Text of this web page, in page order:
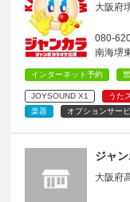
大阪府
080-
南海堺
インターネット予約
JOYSOUND X1 うた
楽器
オプションサー
ジャ
大阪府